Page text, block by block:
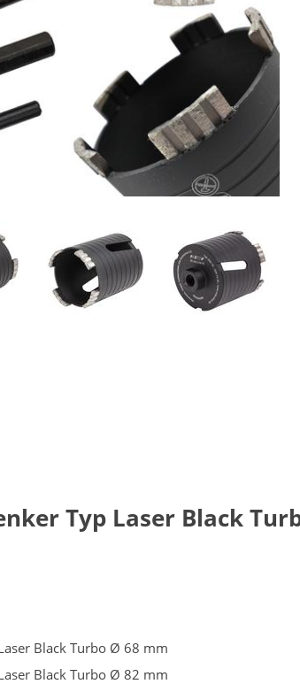
Typ Laser Black
Black Turbo Ø 68 mm
Black Turbo Ø 82 mm